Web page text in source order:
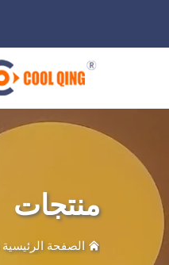
منتجات
الصفحة الرئيسية